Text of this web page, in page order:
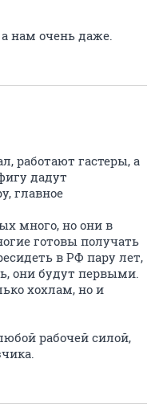
нам очень даже.
работают гастеры, а
дадут
главное
много, но они в
готовы получать
в РФ пару лет,
они будут первыми.
хохлам, но и
рабочей силой,